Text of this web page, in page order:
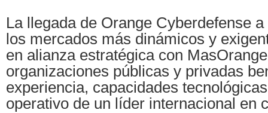
La llegada de Orange Cyberdefense
los mercados más dinámicos y
en alianza estratégica con
organizaciones públicas y privadas
experiencia, capacidades
operativo de un líder internacional en